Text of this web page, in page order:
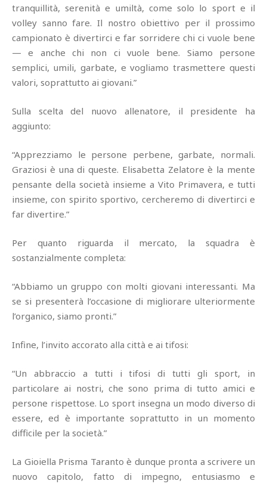
tranquillità, serenità e umiltà, come solo lo sport e il
volley sanno fare. Il nostro obiettivo per il prossimo
campionato è divertirci e far sorridere chi ci vuole bene
— e anche chi non ci vuole bene. Siamo persone
semplici, umili, garbate, e vogliamo trasmettere questi
valori, soprattutto ai giovani.”
Sulla scelta del nuovo allenatore, il presidente ha
aggiunto:
“Apprezziamo le persone perbene, garbate, normali.
Graziosi è una di queste. Elisabetta Zelatore è la mente
pensante della società insieme a Vito Primavera, e tutti
insieme, con spirito sportivo, cercheremo di divertirci e
far divertire.”
Per quanto riguarda il mercato, la squadra è
sostanzialmente completa:
“Abbiamo un gruppo con molti giovani interessanti. Ma
se si presenterà l’occasione di migliorare ulteriormente
l’organico, siamo pronti.”
Infine, l’invito accorato alla città e ai tifosi:
“Un abbraccio a tutti i tifosi di tutti gli sport, in
particolare ai nostri, che sono prima di tutto amici e
persone rispettose. Lo sport insegna un modo diverso di
essere, ed è importante soprattutto in un momento
difficile per la società.”
La Gioiella Prisma Taranto è dunque pronta a scrivere un
nuovo capitolo, fatto di impegno, entusiasmo e